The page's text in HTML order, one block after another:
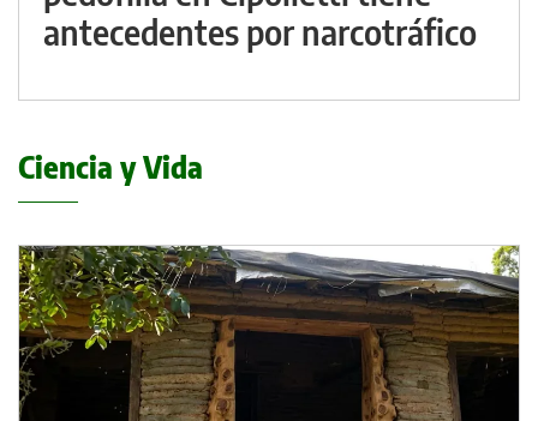
antecedentes por narcotráfico
Ciencia y Vida